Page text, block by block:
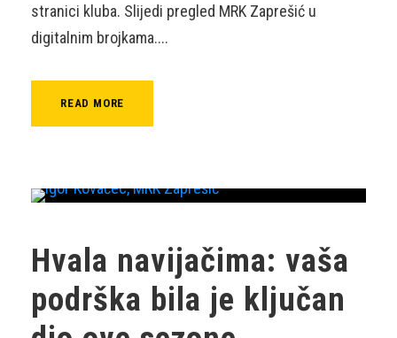
stranici kluba. Slijedi pregled MRK Zaprešić u
digitalnim brojkama....
READ MORE
Hvala navijačima: vaša
podrška bila je ključan